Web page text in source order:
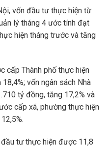
vốn đầu tư thực hiện từ
lý tháng 4 ước tính đạt
hiện tháng trước và tăng
cấp Thành phố thực hiện
vốn ngân sách Nhà
tỷ đồng, tăng 17,2% và
cấp xã, phường thực hiện
tư thực hiện được 11,8